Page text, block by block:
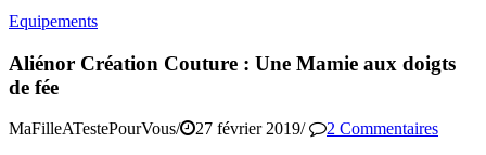
Equipements
Aliénor Création Couture : Une Mamie aux doigts
de fée
MaFilleATestePourVous/ 27 février 2019/
2 Commentaires